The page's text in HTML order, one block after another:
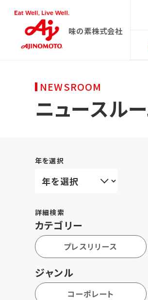
味の素株式会社
NEWSROOM
ニュースル
年を選択
詳細検索
カテゴリー
プレスリリース
ジャンル
コーポレート